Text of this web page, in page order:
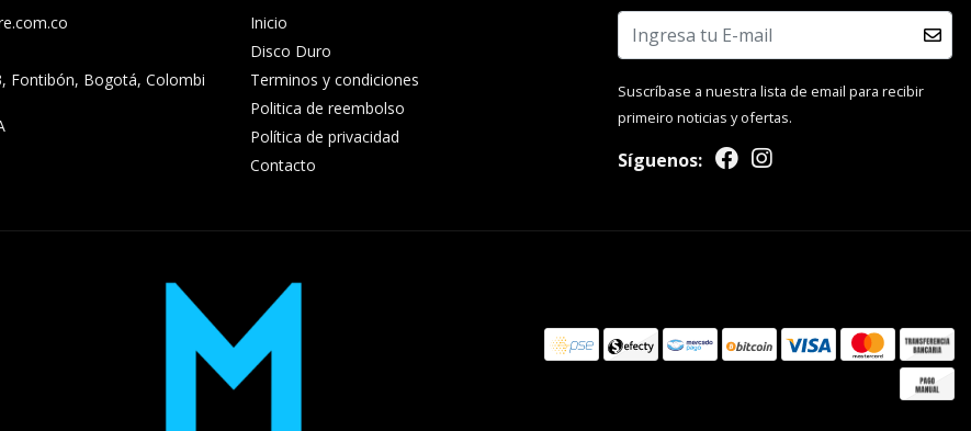
Fontibón, Bogotá, Colombi
Inicio
Disco Duro
Terminos y condiciones
Politica de reembolso
Política de privacidad
Contacto
Suscríbase a nuestra lista de email para recibir
primeiro noticias y ofertas.
Síguenos: